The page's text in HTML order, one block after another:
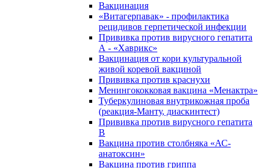
Вакцинация
«Витагерпавак» - профилактика
рецидивов герпетической инфекции
Прививка против вирусного гепатита
А - «Хаврикс»
Вакцинация от кори культуральной
живой коревой вакциной
Прививка против краснухи
Менингококковая вакцина «Менактра»
Туберкулиновая внутрикожная проба
(реакция-Манту, диаскинтест)
Прививка против вирусного гепатита
В
Вакцина против столбняка «АС-
анатоксин»
Вакцина против гриппа